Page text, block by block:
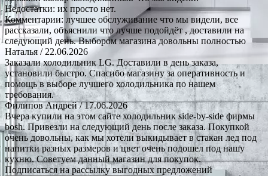
Недостатки: их просто нет.
Комментарии: лучшее обслуживание что мы видели, все
рассказали, объяснили что лучше подойдёт , доставили на
следующий день. Выбором магазина довольны полностью
Наталья / 22.06.2026
Заказали холодильник LG. Доставили в день заказа,
установили быстро. Спасибо магазину за оперативность и
помощь в выборе лучшего холодильника по нашем
требования.
Филипов Андрей/ 17.06.2026
Вчера купили на этом сайте холодильник side-by-side фирмы
bosh. Привезли на следующий день после заказа. Покупкой
очень довольны, как мы хотели выкидывает в стакан лед под
напитки разных размеров и цвет очень подошел под нашу
кухню. Советуем данный магазин для покупок.
Подписаться на рассылку выгодных предложений